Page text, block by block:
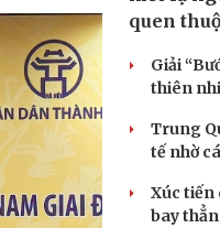
Săn Tour
check-in
quen
Giải
thiên
Trung
tế nhờ
Xúc tiến
bay